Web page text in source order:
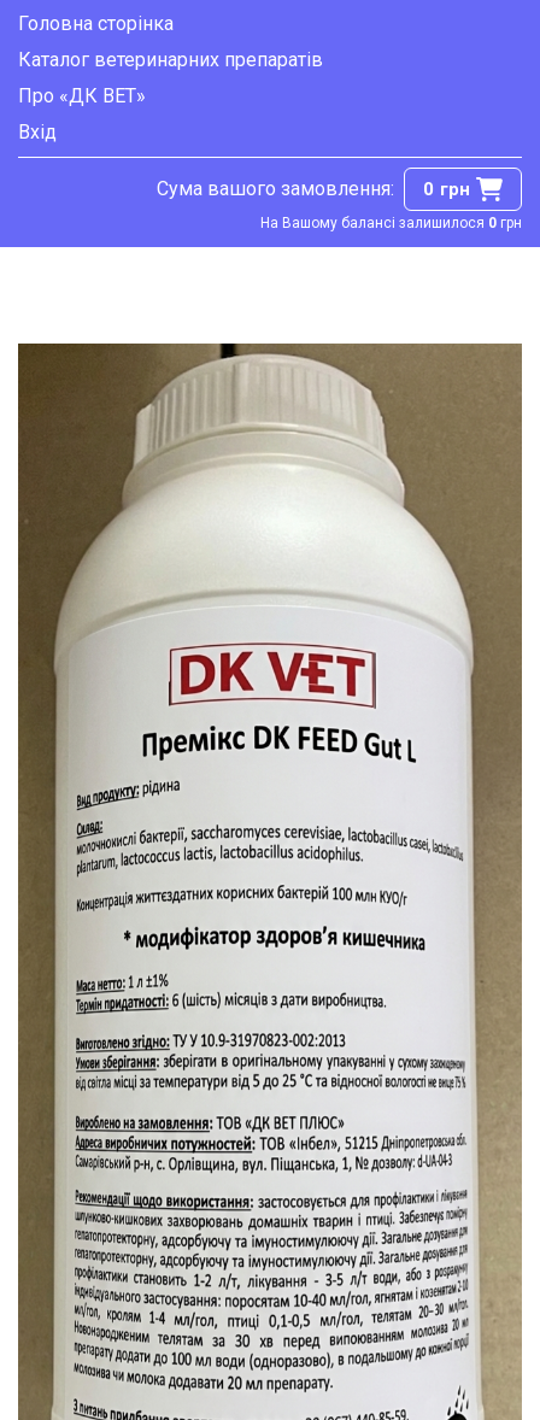
Головна сторінка
Каталог ветеринарних препаратів
Про «ДК ВЕТ»
Вхід
Сума вашого замовлення: 0 грн
На Вашому балансі залишилося 0 грн